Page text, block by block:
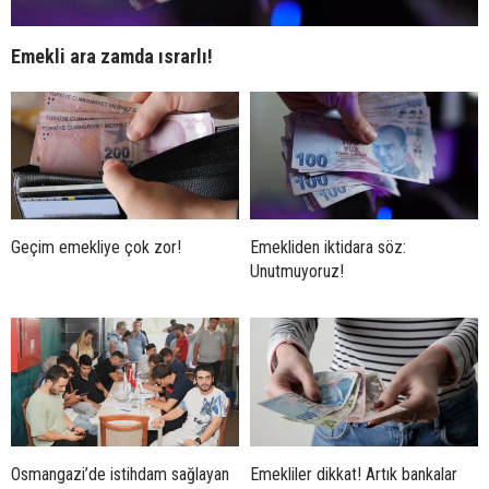
Emekli ara zamda ısrarlı!
Geçim emekliye çok zor!
Emekliden iktidara söz:
Unutmuyoruz!
Osmangazi’de istihdam sağlayan
Emekliler dikkat! Artık bankalar